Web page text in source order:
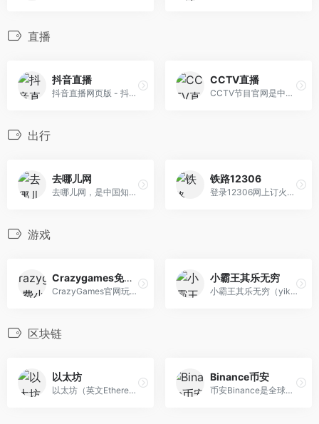
直播
抖音直播
抖音直播网页版 - 抖音已经支持在电脑上看直播啦！抖音直播PC版已支持热门网络游戏、棋牌游戏、单机游戏的直播内容。抖音-记录美好生活的视频平台
CCTV直播
CCTV节目官网是中央电视台电视节目官方呈现平台，CCTV直播提供央视24个频道的直播、点播、节目预告等服务，集纳央视所有栏目、电影、电视剧、纪录片、动画片、体育
出行
去哪儿网
去哪儿网，是中国知名的在线旅游平台之一，创立于2005年5月，去哪儿网通过网站及移动客户端的全平台覆盖，产品与服务覆盖国内外机票、酒店、度假、门票、租车、接送机
铁路12306
登录12306网上订火车票官网可实现高铁网上订票，12306网上订火车票、12306火车票查询，12306动车网上订票流程、12306余票查询火车票网上订票
游戏
Crazygames免费小游戏
CrazyGames官网玩免费在线游戏，打开浏览器即可在线游戏，在这里你可以找到大量想玩的小游戏，手机端和pc端都可以访问，没有任何限制，点开即玩。
小霸王其乐无穷
小霸王其乐无穷（yikm.net）一个可以在线玩红白机的网站，“小霸王其乐无穷”是很多80后、90后小伙伴们都懂的广告语，小霸王其乐无穷网站提供大量小霸王游戏在线玩
区块链
以太坊
以太坊（英文Ethereum）是一个开源的有智能合约功能的公共区块链平台，通过其专用加密货币以太币（Ether，简称“ETH”）提供去中心化的以太虚拟机, 以太坊是
Binance币安
币安Binance是全球领先的区块链生态系统，旗下拥有一系列的产品，包括全球最大加密资产交易平台币安交易所官网。币安是比特币、以太币以及竞争币等加密货币的交易平台。